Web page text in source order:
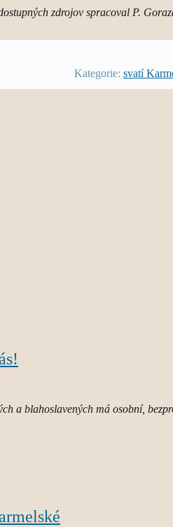
zdrojov spracoval P.
Kategorie: svatí
a blahoslavených má osobní,